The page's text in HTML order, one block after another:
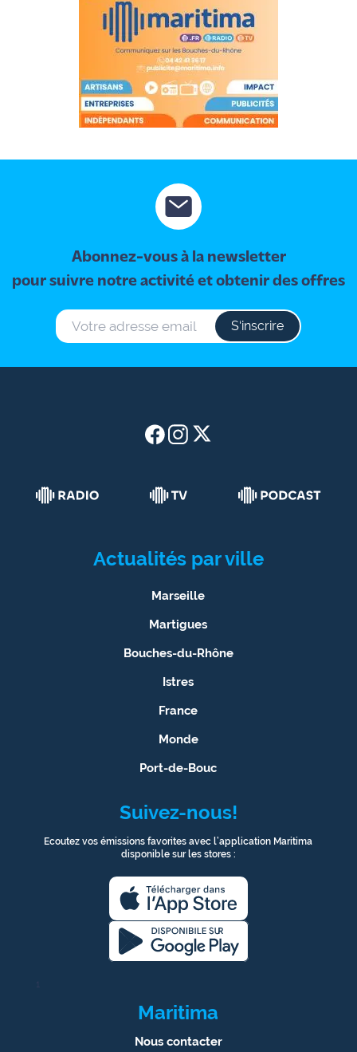
Abonnez-vous à la newsletter
pour suivre notre activité et obtenir des offres
S‘inscrire
Actualités par ville
Marseille
Martigues
Bouches-du-Rhône
Istres
France
Monde
Port-de-Bouc
Suivez-nous!
Ecoutez vos émissions favorites avec l’application Maritima
disponible sur les stores :
1
Maritima
Nous contacter